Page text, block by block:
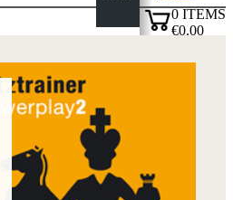
0 ITEMS
€0.00